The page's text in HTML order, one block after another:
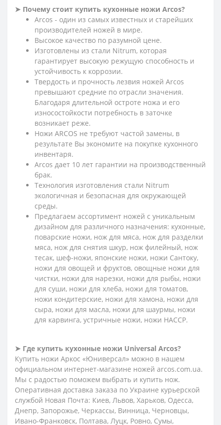
➤ Почему стоит купить кухонные ножи Arcos?
Arcos - один из самых известных и старейших
производителей ножей в мире.
Высокое качество по разумной цене.
Изготовлены из стали Nitrum, которая
гарантирует высокую режущую способность и
устойчивость к коррозии.
Твердость и прочность лезвия ножей Arcos
превышают средние по отрасли значения.
Благодаря длительной остроте ножа и его
износостойкости потребность в заточке
возникает реже.
Ножи ARCOS не требуют частой замены, в
результате Вы экономите на покупке кухонного
инвентаря.
Arcos дает 10 лет гарантии на производственный
брак.
Технология изготовления стали Nitrum
экологичная и безопасная для окружающей
среды.
Предлагаем ассортимент ножей с уникальным
дизайном для различного назначения: кухонные,
поварские ножи, нож для мяса, нож для разделки
мяса, нож для снятия шкур, нож филейный, нож
тесак, шеф-ножи, японские ножи, ножи Сантоку,
ножи для овощей и фруктов, овощные ножи для
чистки, ножи для нарезки, ножи для рыбы, ножи
для суши, ножи для хлеба, ножи для томатов,
ножи кондитерские, ножи для хамона, ножи для
сыра, ножи для масла, ножи для шаурмы, ножи
для карвинга, устричные ножи, ножи HACCP.
➤ Где купить кухонные ножи Universal Arcos?
Купить ножи Аркос «Юниверсал» можно в нашем
официальном интернет-магазине ножей arcos.com.ua.
Мы с радостью поможем выбрать и купить нож.
Оперативная доставка заказа по Украине курьерской
службой Новая Почта: Киев, Львов, Харьков, Одесса,
Днепр, Запорожье, Черкассы, Винница, Черновцы,
Ивано-Франковск, Полтава, Луцк, Ровно, Сумы,